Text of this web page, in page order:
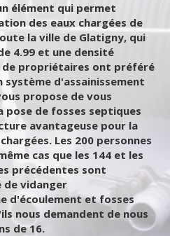
élément qui permet
des eaux chargées de
la ville de Glatigny, qui
4.99 et une densité
de propriétaires ont préféré
système d'assainissement
propose de vous
pose de fosses septiques
avantageuse pour la
Les 200 personnes
cas que les 144 et les
précédentes sont
de vidanger
d'écoulement et fosses
nous demandent de nous
de 16.